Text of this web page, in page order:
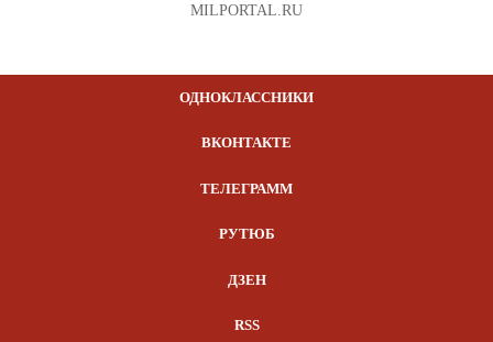
MILPORTAL.RU
ОДНОКЛАССНИКИ
ВКОНТАКТЕ
ТЕЛЕГРАММ
РУТЮБ
ДЗЕН
RSS